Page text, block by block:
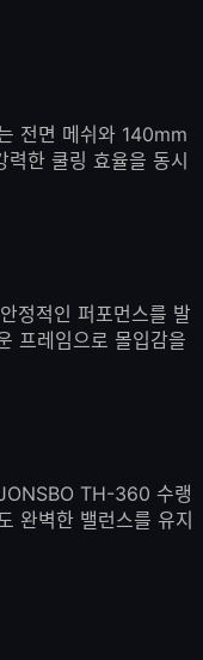
전면 메쉬와 140mm
한 쿨링 효율을 동시
정적인 퍼포먼스를 발
프레임으로 몰입감을
TH-360 수랭
완벽한 밸런스를 유지